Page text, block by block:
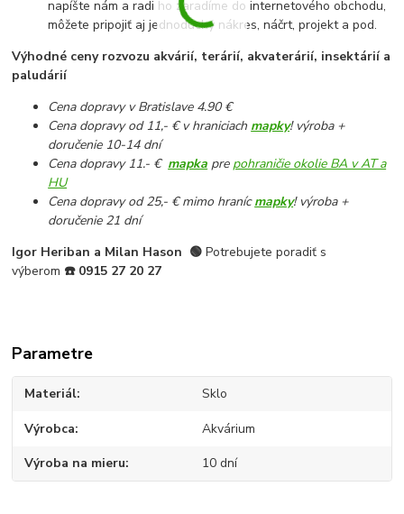
napíšte nám a radi ho zaradíme do internetového obchodu,
môžete pripojiť aj jednoduchý nákres, náčrt, projekt a pod.
Výhodné ceny rozvozu akvárií, terárií, akvaterárií, insektárií a
paludárií
Cena dopravy v Bratislave 4.90 €
Cena dopravy od 11,- € v hraniciach mapky! výroba +
doručenie 10-14 dní
Cena dopravy 11.- € mapka pre pohraničie okolie BA v AT a
HU
Cena dopravy od 25,- € mimo hranícmapky! výroba +
doručenie 21 dní
Igor Heriban a Milan Hason 🟢Potrebujete poradiť s
výberom ☎️ 0915 27 20 27
Parametre
Materiál Sklo
Výrobca Akvárium
Výroba na mieru 10 dní